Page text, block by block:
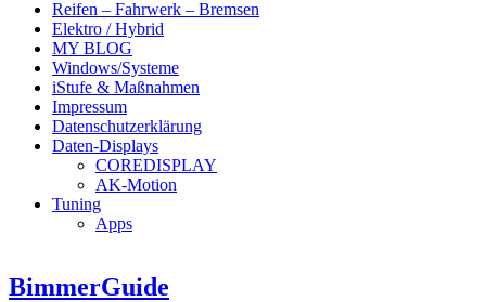
Reifen – Fahrwerk – Bremsen
Elektro / Hybrid
MY BLOG
Windows/Systeme
iStufe & Maßnahmen
Impressum
Datenschutzerklärung
Daten-Displays
COREDISPLAY
AK-Motion
Tuning
Apps
BimmerGuide